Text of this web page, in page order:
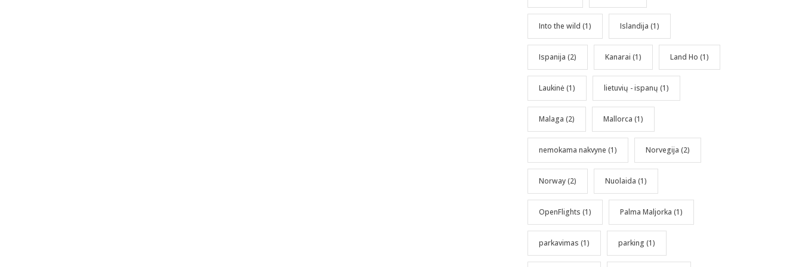
Into the wild (1) Islandija (1)
Ispanija (2) Kanarai (1) Land Ho (1)
Laukinė(1) lietuvių - ispanų (1)
Malaga (2) Mallorca (1)
nemokama nakvyne (1) Norvegija (2)
Norway(2) Nuolaida (1)
OpenFlights (1) Palma Maljorka (1)
parkavimas (1) parking (1)